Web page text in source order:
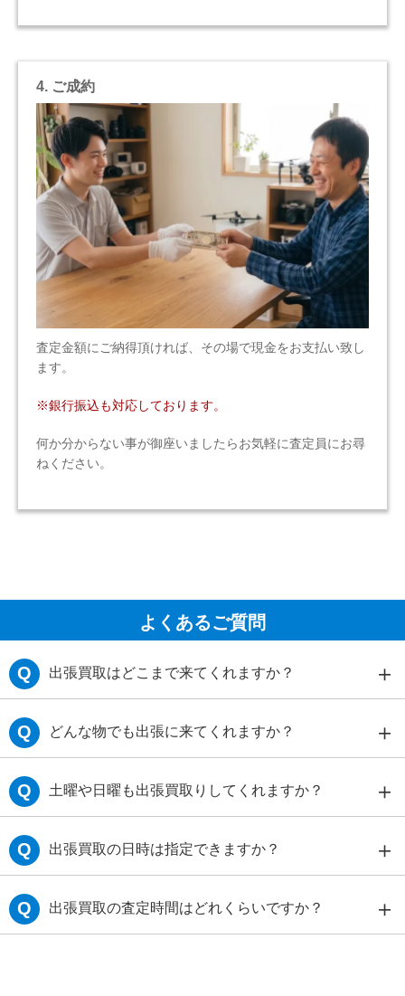
4. ご成約
査定金額にご納得頂ければ、その場で現金をお支払い致し
ます。
※銀行振込も対応しております。
何か分からない事が御座いましたらお気軽に査定員にお尋
ねください。
よくあるご質問
Q 出張買取はどこまで来てくれますか？ ＋
Q どんな物でも出張に来てくれますか？ ＋
Q 土曜や日曜も出張買取りしてくれますか？ ＋
Q 出張買取の日時は指定できますか？ ＋
Q 出張買取の査定時間はどれくらいですか？ ＋